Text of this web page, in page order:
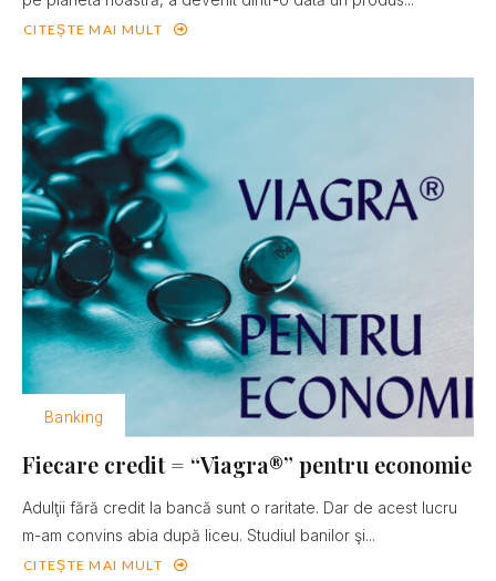
CITEȘTE MAI MULT
Banking
Fiecare credit = “Viagra®” pentru economie
Adulţii fără credit la bancă sunt o raritate. Dar de acest lucru
m-am convins abia după liceu. Studiul banilor şi...
CITEȘTE MAI MULT